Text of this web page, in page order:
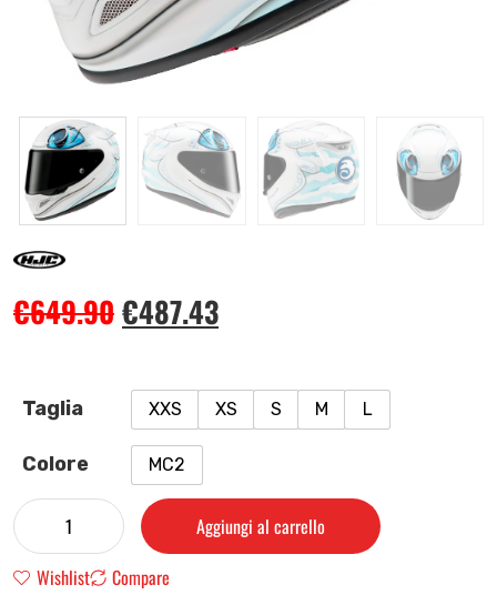
€649.90€487.43
Taglia XXS XS S M L
Colore MC2
Aggiungi al carrello
Wishlist
Compare